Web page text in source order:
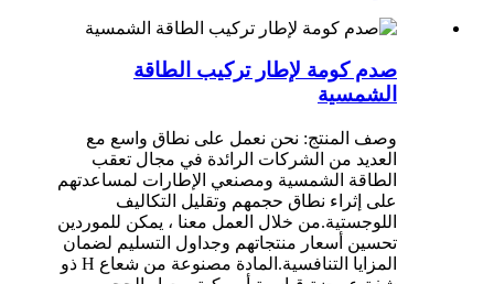
صدم كومة لإطار تركيب الطاقة
الشمسية
وصف المنتج: نحن نعمل على نطاق واسع مع
العديد من الشركات الرائدة في مجال تعقب
الطاقة الشمسية ومصنعي الإطارات لمساعدتهم
على إثراء نطاق حجمهم وتقليل التكاليف
اللوجستية.من خلال العمل معنا ، يمكن للموردين
تحسين أسعار منتجاتهم وجداول التسليم لضمان
المزايا التنافسية.المادة مصنوعة من شعاع H ذو